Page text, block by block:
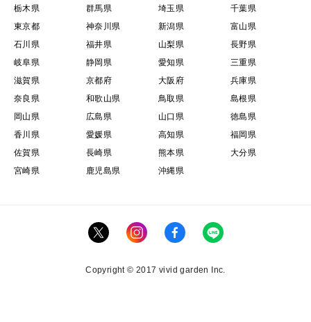
栃木県
群馬県 埼玉県
千葉県
東京都
神奈川県 新潟県
富山県
石川県
福井県 山梨県
長野県
岐阜県
静岡県 愛知県
三重県
滋賀県
京都府 大阪府
兵庫県
奈良県
和歌山県 鳥取県
島根県
岡山県
広島県 山口県
徳島県
香川県
愛媛県 高知県
福岡県
佐賀県
長崎県 熊本県
大分県
宮崎県
鹿児島県 沖縄県
Copyright © 2017 vivid garden Inc.